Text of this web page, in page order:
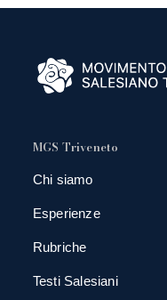
MGS Triveneto
Chi siamo
Esperienze
Rubriche
Testi Salesiani